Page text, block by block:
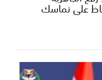
على تماسك